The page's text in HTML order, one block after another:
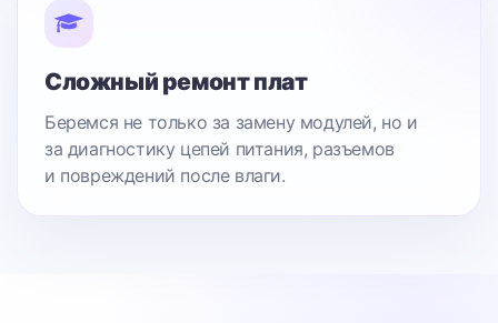
Сложный ремонт плат
Беремся не только за замену модулей, но и
за диагностику цепей питания, разъемов
и повреждений после влаги.